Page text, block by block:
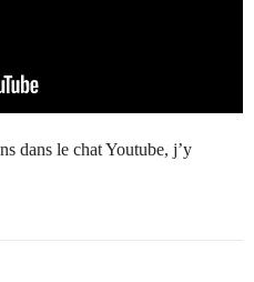
dans le chat Youtube, j’y